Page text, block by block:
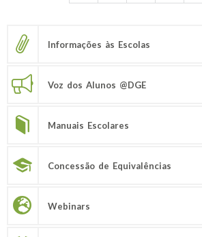
Informações às Escolas
Voz dos Alunos @DGE
Manuais Escolares
Concessão de Equivalências
Webinars